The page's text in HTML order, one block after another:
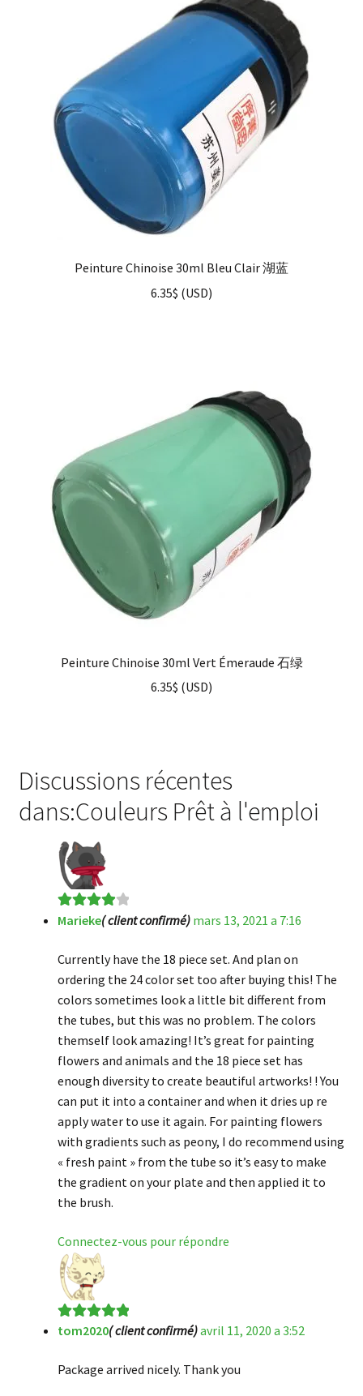
Peinture Chinoise 30ml Bleu Clair 湖蓝
6.35$ (USD)
Peinture Chinoise 30ml Vert Émeraude 石绿
6.35$ (USD)
Discussions récentes
dans:Couleurs Prêt à l'emploi
Note4sur
Marieke( client confirmé) mars 13, 2021 a 7:16
Currently have the 18 piece set. And plan on
ordering the 24 color set too after buying this! The
colors sometimes look a little bit different from
the tubes, but this was no problem. The colors
themself look amazing! It’s great for painting
flowers and animals and the 18 piece set has
enough diversity to create beautiful artworks! ! You
can put it into a container and when it dries up re
apply water to use it again. For painting flowers
with gradients such as peony, I do recommend using
« fresh paint » from the tube so it’s easy to make
the gradient on your plate and then applied it to
the brush.
Connectez-vous pour répondre
Note5sur 5
tom2020( client confirmé)avril 11, 2020 a 3:52
Package arrived nicely. Thank you